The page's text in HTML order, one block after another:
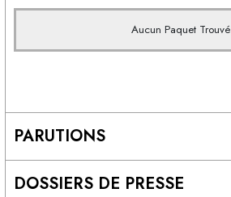
Aucun Paquet Trouvé
PARUTIONS
DOSSIERS DE PRESSE